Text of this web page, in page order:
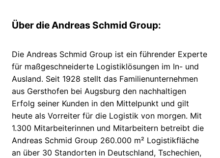
Über die Andreas Schmid Group:
Die Andreas Schmid Group ist ein führender Experte
für maßgeschneiderte Logistiklösungen im In- und
Ausland. Seit 1928 stellt das Familienunternehmen
aus Gersthofen bei Augsburg den nachhaltigen
Erfolg seiner Kunden in den Mittelpunkt und gilt
heute als Vorreiter für die Logistik von morgen. Mit
1.300 Mitarbeiterinnen und Mitarbeitern betreibt die
Andreas Schmid Group 260.000 m² Logistikfläche
an über 30 Standorten in Deutschland, Tschechien,